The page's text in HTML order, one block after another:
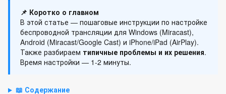
📌 Коротко о главном
В этой статье — пошаговые инструкции по настройке
беспроводной трансляции для Windows (Miracast),
Android (Miracast/Google Cast) и iPhone/iPad (AirPlay).
Также разбираем типичные проблемы и их решения.
Время настройки — 1-2 минуты.
📖 Содержание